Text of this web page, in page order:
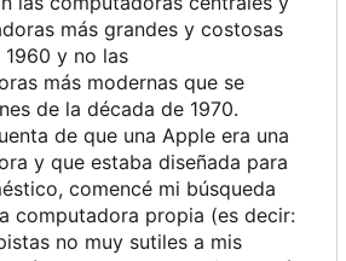
más grandes y costosas
y no las
más modernas que se
de la década de 1970.
de que una Apple era una
y que estaba diseñada para
comencé mi búsqueda
computadora propia (es decir:
no muy sutiles a mis